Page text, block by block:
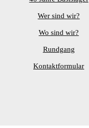
Wer sind wir?
Wo sind wir?
Rundgang
Kontaktformular